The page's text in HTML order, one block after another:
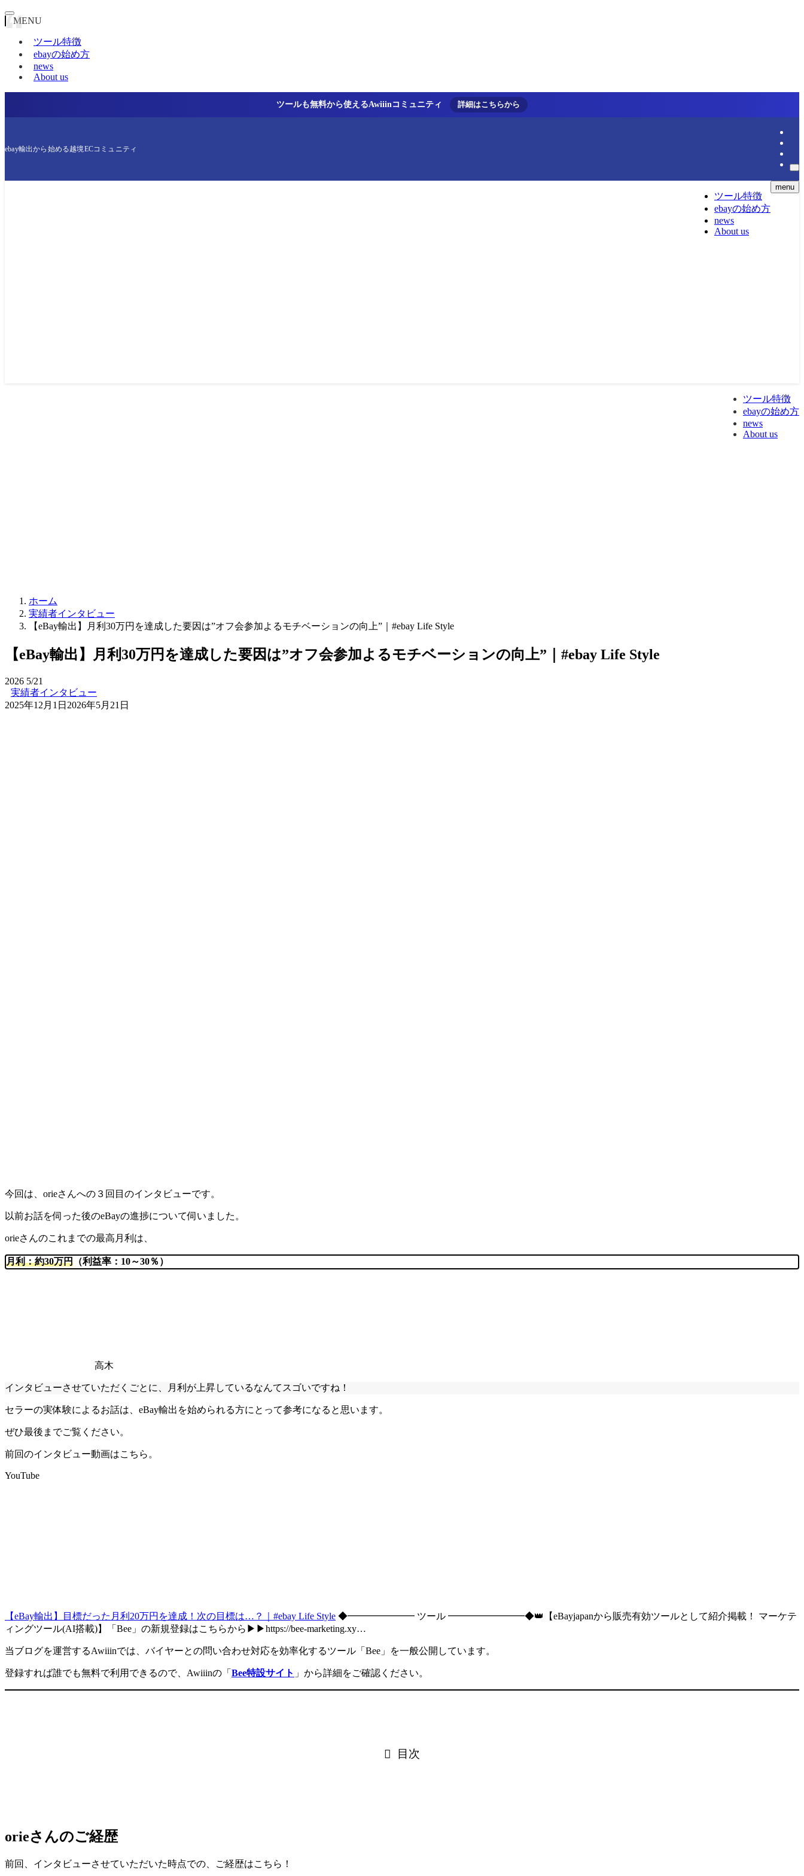
MENU
ツール特徴
ebayの始め方
news
About us
ツールも無料から使えるAwiiinコミュニティ 詳細はこちらから
ebay輸出から始める越境ECコミュニティ
ツール特徴
ebayの始め方
news
About us
menu
ツール特徴
ebayの始め方
news
About us
ホーム
実績者インタビュー
【eBay輸出】月利30万円を達成した要因は”オフ会参加よるモチベーションの向上”｜#ebay Life Style
【eBay輸出】月利30万円を達成した要因は”オフ会参加よるモチベーションの向上”｜#ebay Life Style
2026 5/21
実績者インタビュー
2025年12月1日 2026年5月21日
今回は、orieさんへの３回目のインタビューです。
以前お話を伺った後のeBayの進捗について伺いました。
orieさんのこれまでの最高月利は、
月利：約30万円 （利益率：10～30％）
高木
インタビューさせていただくごとに、月利が上昇しているなんてスゴいですね！
セラーの実体験によるお話は、eBay輸出を始められる方にとって参考になると思います。
ぜひ最後までご覧ください。
前回のインタビュー動画はこちら。
YouTube
【eBay輸出】目標だった月利20万円を達成！次の目標は…？｜#ebay Life Style ◆━━━━━━━ ツール ━━━━━━━━◆👑【eBayjapanから販売有効ツールとして紹介掲載！ マーケテ
ィングツール(AI搭載)】「Bee」の新規登録はこちらから▶︎▶︎https://bee-marketing.xy…
当ブログを運営するAwiiinでは、バイヤーとの問い合わせ対応を効率化するツール「Bee」を一般公開しています。
登録すれば誰でも無料で利用できるので、Awiiinの「 Bee特設サイト 」から詳細をご確認ください。
目次
orieさんのご経歴
前回、インタビューさせていただいた時点での、ご経歴はこちら！